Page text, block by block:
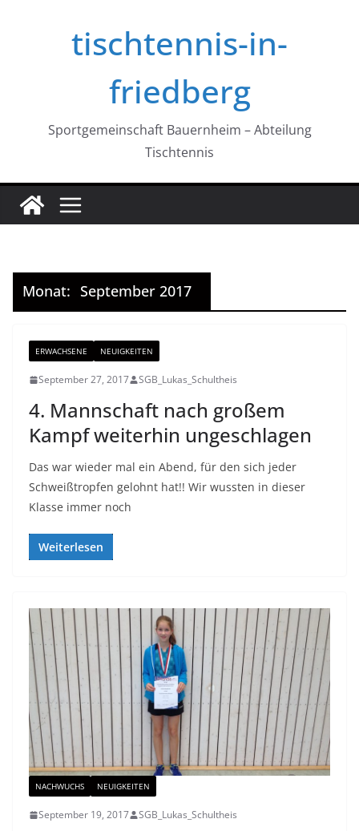
tischtennis-in-
friedberg
Sportgemeinschaft Bauernheim – Abteilung
Tischtennis
Monat: September 2017
ERWACHSENE NEUIGKEITEN
September 27, 2017 SGB_Lukas_Schultheis
4. Mannschaft nach großem
Kampf weiterhin ungeschlagen
Das war wieder mal ein Abend, für den sich jeder
Schweißtropfen gelohnt hat!! Wir wussten in dieser
Klasse immer noch
Weiterlesen
NACHWUCHS NEUIGKEITEN
September 19, 2017 SGB_Lukas_Schultheis